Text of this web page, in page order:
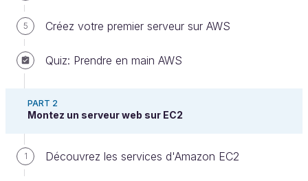
5 Créez votre premier serveur sur AWS
Quiz: Prendre en main AWS
PART 2
Montez un serveur web sur EC2
1 Découvrez les services d'Amazon EC2
creating an account.
Create an account or log in
Introduction